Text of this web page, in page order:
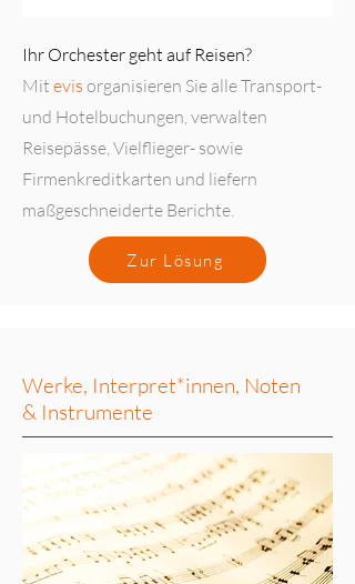
Ihr Orchester geht auf Reisen?
Mit evis organisieren Sie alle Transport-
und Hotelbuchungen, verwalten
Reisepässe, Vielflieger- sowie
Firmenkreditkarten und liefern
maßgeschneiderte Berichte.
Zur Lösung
Werke, Interpret*innen, Noten
& Instrumente